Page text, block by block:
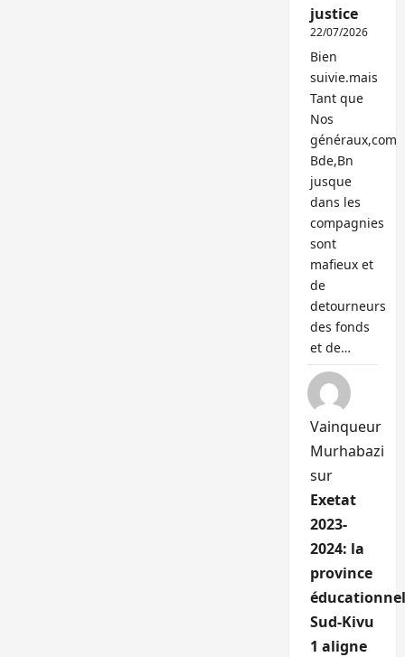
justice
22/07/2026
Bien
suivie.mais
Tant que
Nos
généraux,com
Bde,Bn
jusque
dans les
compagnies
sont
mafieux et
de
detourneurs
des fonds
et de…
Vainqueur
Murhabazi
sur
Exetat
2023-
2024: la
province
Sud-Kivu
1 aligne